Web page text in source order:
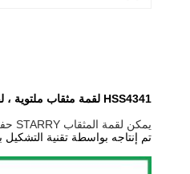
HSS4341 لقمة مثقاب ملتوية ، لقم مثقاب التيتانيوم المطلي بالقصدير نصف المطحون
يمكن لقمة المثقاب STARRY حفر ثقوب على الألومنيوم والبلاستيك والخشب والنحاس والحديد.
تم إنتاجه بواسطة تقنية التشكيل